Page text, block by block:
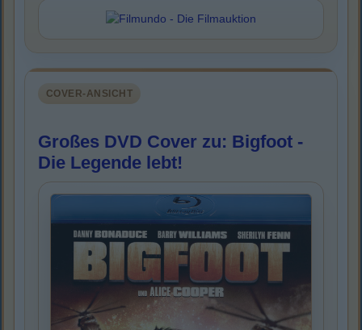
COVER-ANSICHT
Großes DVD Cover zu: Bigfoot -
Die Legende lebt!